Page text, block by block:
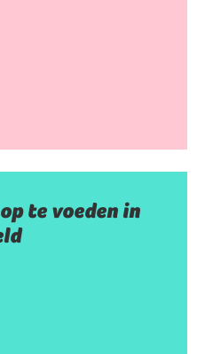
te voeden in